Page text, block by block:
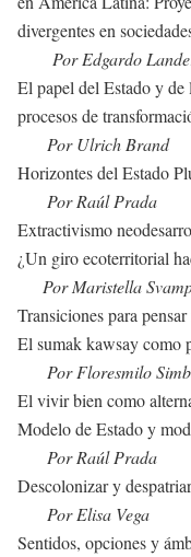
divergentes en
Por Edgardo
El papel del Estado y
procesos de
Por Ulrich Brand
Horizontes del Estado
Por Raúl Prada
Extractivismo
¿Un giro ecoterritorial
Por Maristella
Transiciones para pensar
El sumak kawsay como
Por Floresmilo
El vivir bien como
Modelo de Estado y
Por Raúl Prada
Descolonizar y
Por Elisa Vega
Sentidos, opciones y